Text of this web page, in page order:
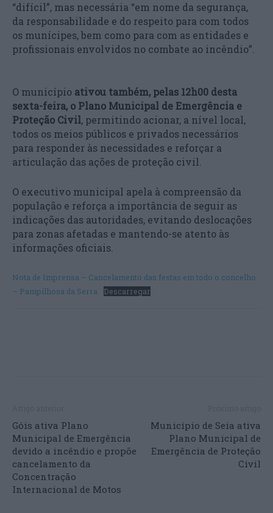
“difícil”, mas necessária “em nome da segurança,
da responsabilidade e do respeito para com todos
os munícipes, bem como para com as entidades e
profissionais envolvidos no combate ao incêndio”.
O município ativou também, pelas 12h00 desta
sexta-feira, o Plano Municipal de Emergência e
Proteção Civil, permitindo acionar, a nível local,
todos os meios públicos e privados necessários
para responder às necessidades e reforçar a
articulação das ações de proteção civil.
O executivo municipal apela à compreensão da
população e reforça a importância de seguir as
indicações das autoridades, evitando deslocações
para zonas afetadas e mantendo-se atento às
informações oficiais.
Nota de Imprensa – Cancelamento das festas em todo o concelho
– Pampilhosa da Serra
Descarregar
Góis ativa Plano
Municipal de Emergência
devido a incêndio e propõe
cancelamento da
Concentração
Internacional de Motos
Município de Seia ativa
Plano Municipal de
Emergência de Proteção
Civil